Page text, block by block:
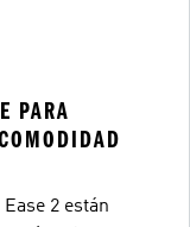
PARA
2 están